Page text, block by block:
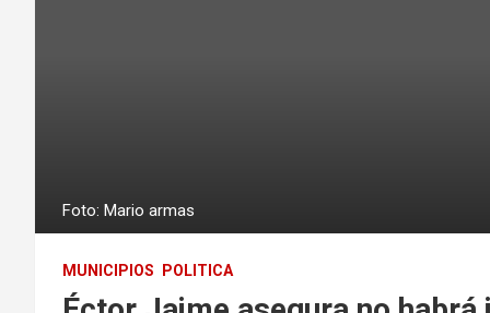
Foto: Mario armas
MUNICIPIOS POLITICA